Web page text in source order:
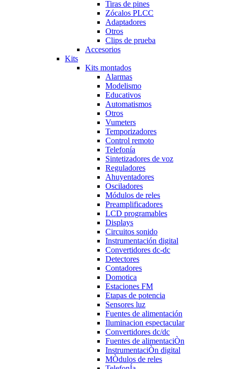
Tiras de pines
Zócalos PLCC
Adaptadores
Otros
Clips de prueba
Accesorios
Kits
Kits montados
Alarmas
Modelismo
Educativos
Automatismos
Otros
Vumeters
Temporizadores
Control remoto
Telefonía
Sintetizadores de voz
Reguladores
Ahuyentadores
Osciladores
Módulos de reles
Preamplificadores
LCD programables
Displays
Circuitos sonido
Instrumentación digital
Convertidores dc-dc
Detectores
Contadores
Domotica
Estaciones FM
Etapas de potencia
Sensores luz
Fuentes de alimentación
Iluminacion espectacular
Convertidores dc/dc
Fuentes de alimentaciÒn
InstrumentaciÒn digital
MÒdulos de reles